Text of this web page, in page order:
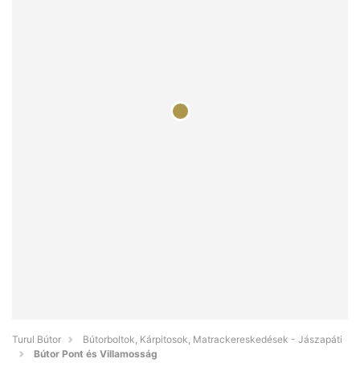
Turul Bútor
Bútorboltok, Kárpitosok, Matrackereskedések - Jászapáti
Bútor Pont és Villamosság